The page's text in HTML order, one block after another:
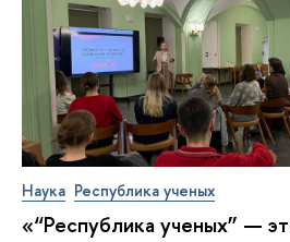
Наука Республика ученых
«“Республика ученых” —